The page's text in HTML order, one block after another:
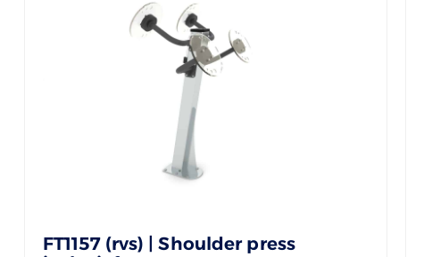
FT1157 (rvs) | Shoulder press